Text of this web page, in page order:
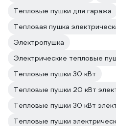
Тепловые пушки для гаража
Тепловая пушка
Электропушка
Электрические тепловые
Тепловые пушки 30 кВт
Тепловые пушки 20 кВт
Тепловые пушки 30 кВт
Тепловые пушки